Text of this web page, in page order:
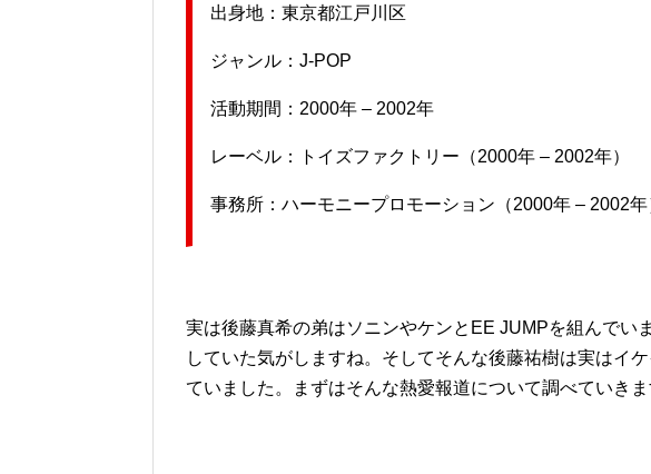
出身地：東京都江戸川区
ジャンル：J-POP
活動期間：2000年 – 2002年
レーベル：トイズファクトリー（2000年 – 2002年）
事務所：ハーモニープロモーション（2000年 – 2002年
実は後藤真希の弟はソニンやケンとEE JUMPを組んでい
していた気がしますね。そしてそんな後藤祐樹は実はイ
ていました。まずはそんな熱愛報道について調べていきま